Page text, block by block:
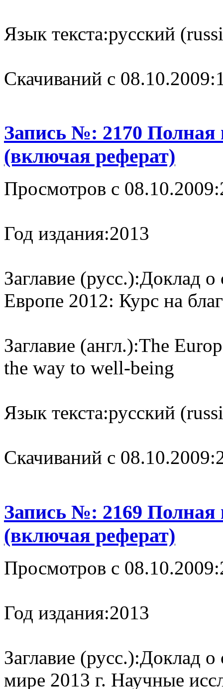
Язык текста:русский
Cкачиваний с 08.10.2009:
Запись №: 2170 Полная
(включая реферат)
Просмотров с 08.10.2009:
Год издания:2013
Заглавие (русс.):Доклад о
Европе 2012: Курс на
Заглавие (англ.):The
the way to well-being
Язык текста:русский
Cкачиваний с 08.10.2009:
Запись №: 2169 Полная
(включая реферат)
Просмотров с 08.10.2009:
Год издания:2013
Заглавие (русс.):Доклад о
мире 2013 г. Научные